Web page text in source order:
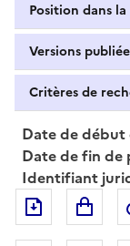
Position dans
Versions
Critères de
Date de
Date de fin de
Identifiant
Exporter